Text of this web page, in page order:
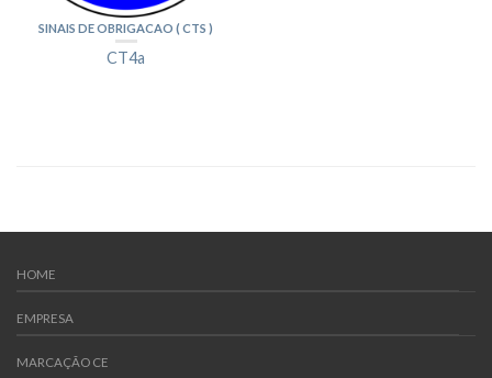
SINAIS DE OBRIGACAO ( CTS )
CT4a
HOME
EMPRESA
MARCAÇÃO CE